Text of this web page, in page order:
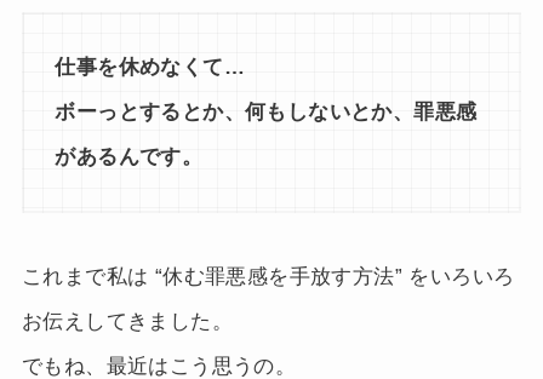
仕事を休めなくて…
ボーっとするとか、何もしないとか、罪悪感
があるんです。
これまで私は “休む罪悪感を手放す方法” をいろいろ
お伝えしてきました。
でもね、最近はこう思うの。